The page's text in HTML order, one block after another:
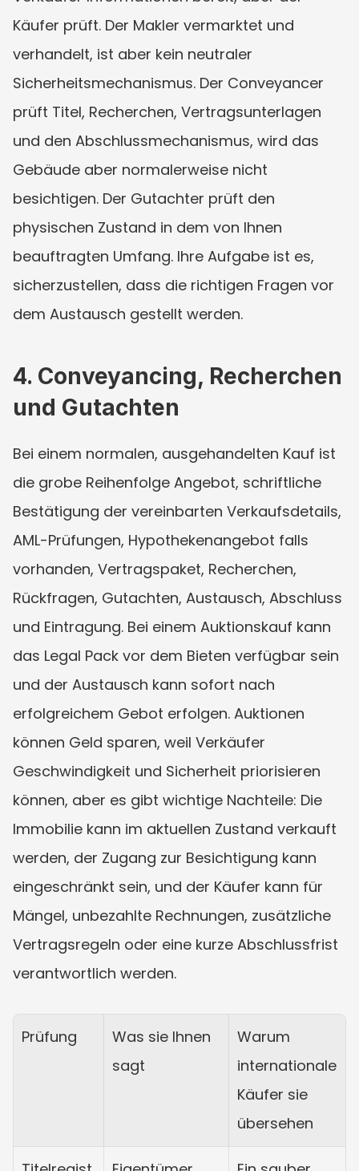
Käufer prüft. Der Makler vermarktet und
verhandelt, ist aber kein neutraler
Sicherheitsmechanismus. Der Conveyancer
prüft Titel, Recherchen, Vertragsunterlagen
und den Abschlussmechanismus, wird das
Gebäude aber normalerweise nicht
besichtigen. Der Gutachter prüft den
physischen Zustand in dem von Ihnen
beauftragten Umfang. Ihre Aufgabe ist es,
sicherzustellen, dass die richtigen Fragen vor
dem Austausch gestellt werden.
4. Conveyancing, Recherchen
und Gutachten
Bei einem normalen, ausgehandelten Kauf ist
die grobe Reihenfolge Angebot, schriftliche
Bestätigung der vereinbarten Verkaufsdetails,
AML-Prüfungen, Hypothekenangebot falls
vorhanden, Vertragspaket, Recherchen,
Rückfragen, Gutachten, Austausch, Abschluss
und Eintragung. Bei einem Auktionskauf kann
das Legal Pack vor dem Bieten verfügbar sein
und der Austausch kann sofort nach
erfolgreichem Gebot erfolgen. Auktionen
können Geld sparen, weil Verkäufer
Geschwindigkeit und Sicherheit priorisieren
können, aber es gibt wichtige Nachteile: Die
Immobilie kann im aktuellen Zustand verkauft
werden, der Zugang zur Besichtigung kann
eingeschränkt sein, und der Käufer kann für
Mängel, unbezahlte Rechnungen, zusätzliche
Vertragsregeln oder eine kurze Abschlussfrist
verantwortlich werden.
Prüfung
Was sie Ihnen
sagt
Warum
internationale
Käufer sie
übersehen